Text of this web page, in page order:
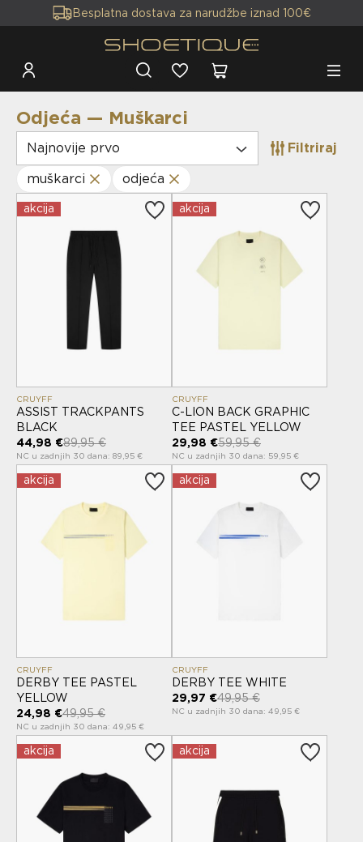
Besplatna dostava za narudžbe iznad 100€
Odjeća — Muškarci
Najnovije prvo
Filtriraj
muškarci
odjeća
akcija
CRUYFF
ASSIST TRACKPANTS
BLACK
44,98 €89,95 €
NC u zadnjih 30 dana: 89,95 €
akcija
CRUYFF
C-LION BACK GRAPHIC
TEE PASTEL YELLOW
29,98 €59,95 €
NC u zadnjih 30 dana: 59,95 €
akcija
CRUYFF
DERBY TEE PASTEL
YELLOW
24,98 €49,95 €
NC u zadnjih 30 dana: 49,95 €
akcija
CRUYFF
DERBY TEE WHITE
29,97 €49,95 €
NC u zadnjih 30 dana: 49,95 €
akcija akcija